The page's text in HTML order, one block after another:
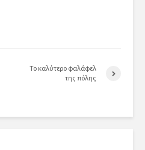
Το καλύτερο φαλάφελ
της πόλης